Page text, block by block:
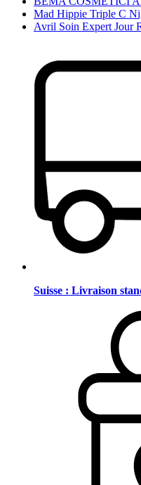
Mad Hippie Triple C
Avril Soin Expert Jour
Suisse : Livraison